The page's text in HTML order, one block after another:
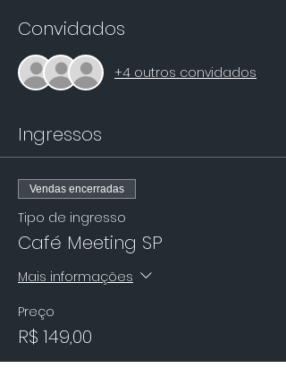
Convidados
+4 outros convidados
Ingressos
Vendas encerradas
Tipo de ingresso
Café Meeting SP
Mais informações
Preço
R$ 149,00